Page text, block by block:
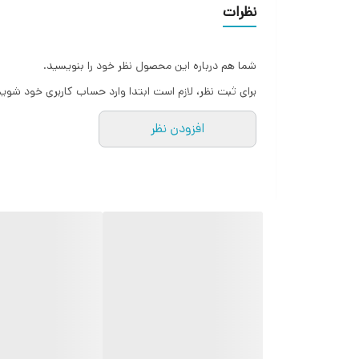
نظرات
شما هم درباره این محصول نظر خود را بنویسید.
برای ثبت نظر، لازم است ابتدا وارد حساب کاربری خود
افزودن نظر